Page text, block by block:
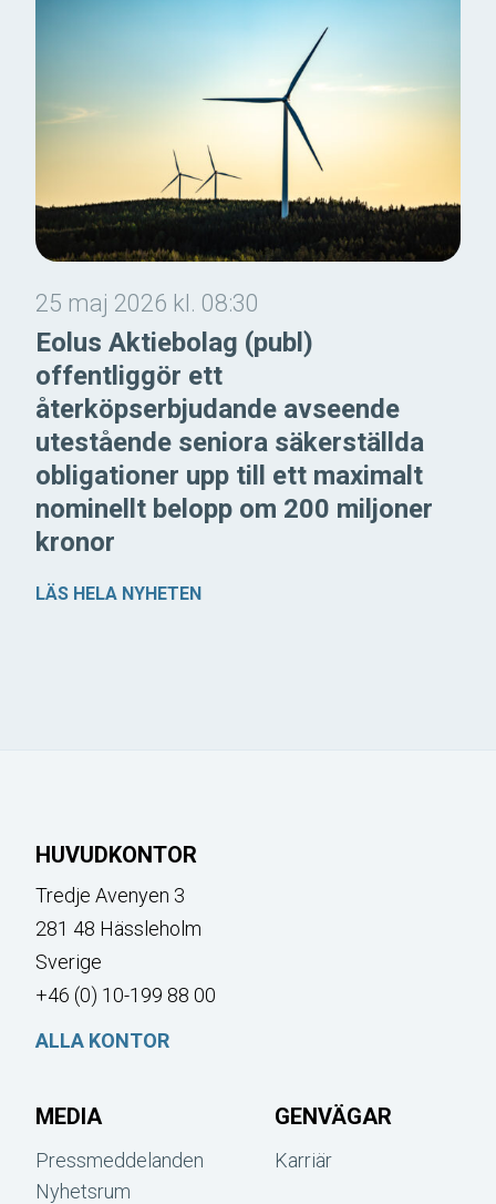
25 maj 2026 kl. 08:30
Eolus Aktiebolag (publ)
offentliggör ett
återköpserbjudande avseende
utestående seniora säkerställda
obligationer upp till ett maximalt
nominellt belopp om 200 miljoner
kronor
LÄS HELA NYHETEN
HUVUDKONTOR
Tredje Avenyen 3
281 48 Hässleholm
Sverige
+46 (0) 10-199 88 00
ALLA KONTOR
MEDIA
Pressmeddelanden
Nyhetsrum
GENVÄGAR
Karriär